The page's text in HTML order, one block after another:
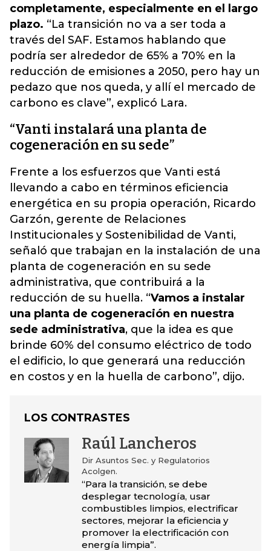
completamente, especialmente en el largo
plazo. “La transición no va a ser toda a
través del SAF. Estamos hablando que
podría ser alrededor de 65% a 70% en la
reducción de emisiones a 2050, pero hay un
pedazo que nos queda, y allí el mercado de
carbono es clave”, explicó Lara.
“Vanti instalará una planta de
cogeneración en su sede”
Frente a los esfuerzos que Vanti está
llevando a cabo en términos eficiencia
energética en su propia operación, Ricardo
Garzón, gerente de Relaciones
Institucionales y Sostenibilidad de Vanti,
señaló que trabajan en la instalación de una
planta de cogeneración en su sede
administrativa, que contribuirá a la
reducción de su huella. “Vamos a instalar
una planta de cogeneración en nuestra
sede administrativa, que la idea es que
brinde 60% del consumo eléctrico de todo
el edificio, lo que generará una reducción
en costos y en la huella de carbono”, dijo.
LOS CONTRASTES
Raúl Lancheros
Dir Asuntos Sec. y Regulatorios
Acolgen.
“Para la transición, se debe
desplegar tecnología, usar
combustibles limpios, electrificar
sectores, mejorar la eficiencia y
promover la electrificación con
energía limpia”.